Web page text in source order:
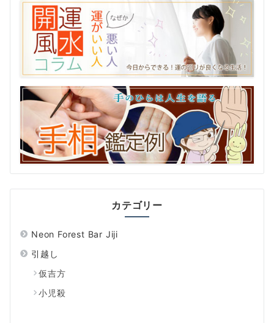
カテゴリー
Neon Forest Bar Jiji
引越し
仮吉方
小児殺